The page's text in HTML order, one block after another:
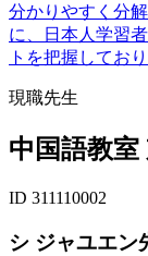
分かりやすく分
に、日本人学習
トを把握してお
現職先生
中国語教室
ID 311110002
シ ジャユエン